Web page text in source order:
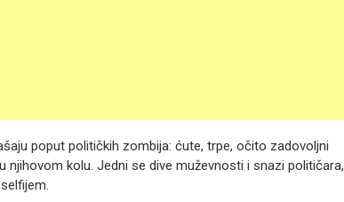
poput političkih zombija: ćute, trpe, očito zadovoljni
kolu. Jedni se dive muževnosti i snazi političara,